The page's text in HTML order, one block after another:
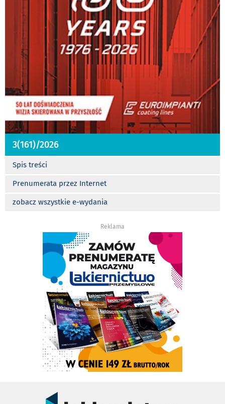
3(161)/2026
Spis treści
Prenumerata przez Internet
zobacz wszystkie e-wydania
Reklama